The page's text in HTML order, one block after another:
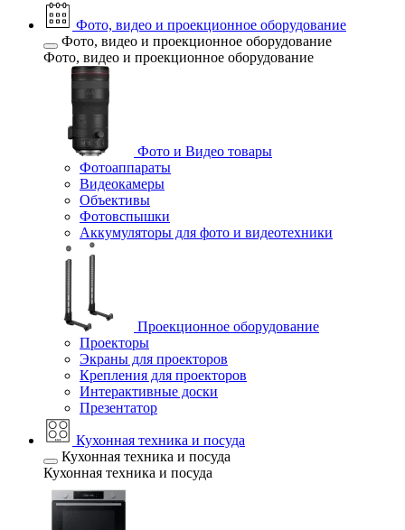
Фото, видео и проекционное оборудование
Фото, видео и проекционное оборудование
Фото, видео и проекционное оборудование
Фото и Видео товары
Фотоаппараты
Видеокамеры
Объективы
Фотовспышки
Аккумуляторы для фото и видеотехники
Проекционное оборудование
Проекторы
Экраны для проекторов
Крепления для проекторов
Интерактивные доски
Презентатор
Кухонная техника и посуда
Кухонная техника и посуда
Кухонная техника и посуда